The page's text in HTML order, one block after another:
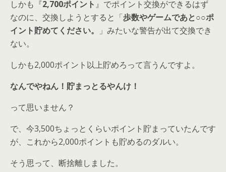
しかも『2,700ポイント 』でポイント交換ができるはず
なのに、交換しようとすると「歩数やゲームであと○○ポ
イント貯めてください。
」みたいな警告が出て交換でき
ない。
しかも2,000ポイント以上貯めろって言うんですよ。
なんでやねん！貯まっとるやんけ！
って思いません？
で、今3,500ちょっとくらいポイント貯まっていたんです
が、これから2,000ポイントも貯めるのダルい。
そう思って、断捨離しました。